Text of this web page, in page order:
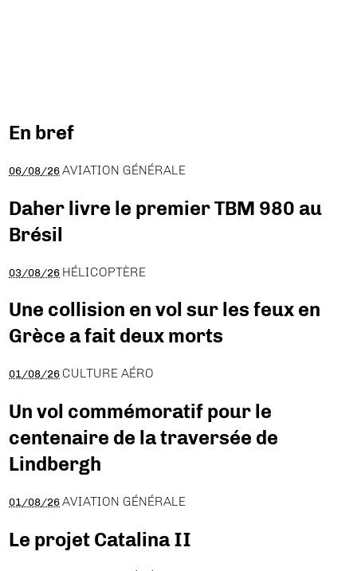
En bref
06/08/26 AVIATION GÉNÉRALE
Daher livre le premier TBM 980 au
Brésil
03/08/26 HÉLICOPTÈRE
Une collision en vol sur les feux en
Grèce a fait deux morts
01/08/26 CULTURE AÉRO
Un vol commémoratif pour le
centenaire de la traversée de
Lindbergh
01/08/26 AVIATION GÉNÉRALE
Le projet Catalina II